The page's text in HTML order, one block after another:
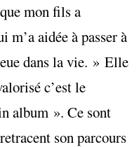
mon fils a
m’a aidée à passer à
dans la vie. » Elle
c’est le
album ». Ce sont
son parcours